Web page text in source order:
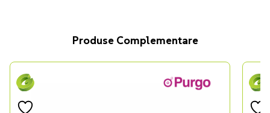
Produse Complementare